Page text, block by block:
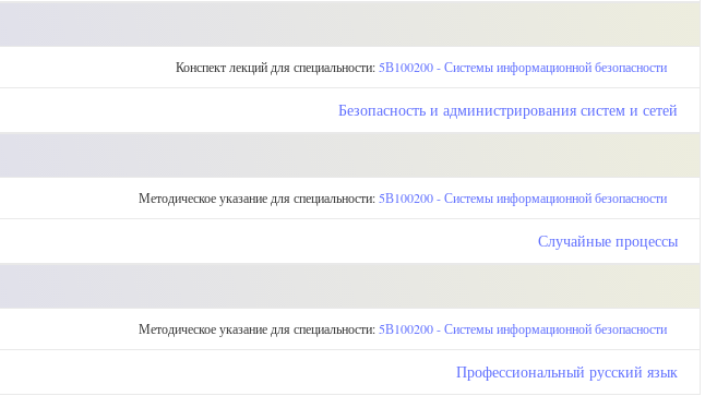
Конспект лекций для специальности: 5В100200 - Системы информационной безопасности
Безопасность и администрирования систем и сетей
Методическое указание для специальности: 5В100200 - Системы информационной безопасности
Случайные процессы
Методическое указание для специальности: 5В100200 - Системы информационной безопасности
Профессиональный русский язык